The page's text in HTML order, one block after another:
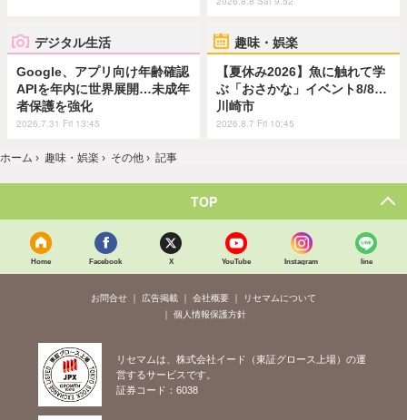
デジタル生活
Google、アプリ向け年齢確認
APIを年内に世界展開…未成年
者保護を強化
2026.7.31 Fri 13:45
趣味・娯楽
【夏休み2026】魚に触れて学
ぶ「おさかな」イベント8/8…
川崎市
2026.8.7 Fri 10:45
ホーム › 趣味・娯楽 › その他 › 記事
TOP
Home Facebook X YouTube Instagram line
お問合せ 広告掲載 会社概要
リセマムについて
個人情報保護方針
リセマムは、株式会社イード（東証グロース上場）の運
営するサービスです。
証券コード：6038